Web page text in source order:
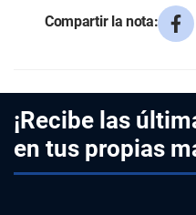
Compartir la nota:
¡Recibe las
en tus propias